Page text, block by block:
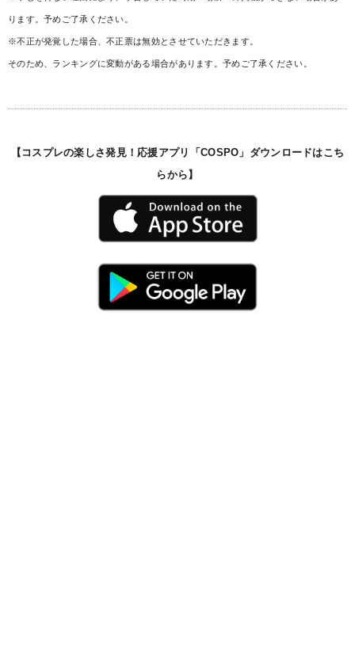
ります。予めご了承ください。
※不正が発覚した場合、不正票は無効とさせていただきます。
そのため、ランキングに変動がある場合があります。予めご了承ください。
【コスプレの楽しさ発見！応援アプリ「COSPO」ダウンロードはこち
らから】